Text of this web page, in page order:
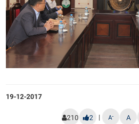
19-12-2017
210 2 | A- A